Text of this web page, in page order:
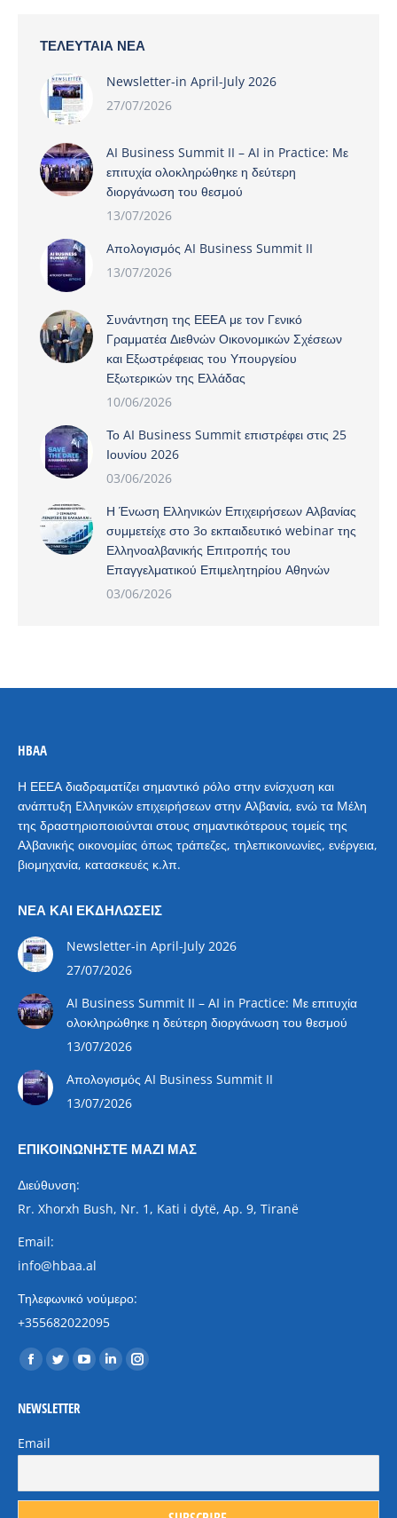
ΤΕΛΕΥΤΑΊΑ ΝΈΑ
Newsletter-in April-July 2026
27/07/2026
AI Business Summit II – AI in Practice: Με
επιτυχία ολοκληρώθηκε η δεύτερη
διοργάνωση του θεσμού
13/07/2026
Aπολογισμός AI Business Summit II
13/07/2026
Συνάντηση της ΕΕΕΑ με τον Γενικό
Γραμματέα Διεθνών Οικονομικών Σχέσεων
και Εξωστρέφειας του Υπουργείου
Εξωτερικών της Ελλάδας
10/06/2026
Το AI Business Summit επιστρέφει στις 25
Ιουνίου 2026
03/06/2026
Η Ένωση Ελληνικών Επιχειρήσεων Αλβανίας
συμμετείχε στο 3ο εκπαιδευτικό webinar της
Ελληνοαλβανικής Επιτροπής του
Επαγγελματικού Επιμελητηρίου Αθηνών
03/06/2026
HBAA
Η ΕΕΕΑ διαδραματίζει σημαντικό ρόλο στην ενίσχυση και
ανάπτυξη Eλληνικών επιχειρήσεων στην Αλβανία, ενώ τα Mέλη
της δραστηριοποιούνται στους σημαντικότερους τομείς της
Αλβανικής οικονομίας όπως τράπεζες, τηλεπικοινωνίες, ενέργεια,
βιομηχανία, κατασκευές κ.λπ.
ΝΈΑ ΚΑΙ ΕΚΔΗΛΏΣΕΙΣ
Newsletter-in April-July 2026
27/07/2026
AI Business Summit II – AI in Practice: Με επιτυχία
ολοκληρώθηκε η δεύτερη διοργάνωση του θεσμού
13/07/2026
Aπολογισμός AI Business Summit II
13/07/2026
ΕΠΙΚΟΙΝΩΝΉΣΤΕ ΜΑΖΊ ΜΑΣ
Διεύθυνση:
Rr. Xhorxh Bush, Nr. 1, Kati i dytë, Ap. 9, Tiranë
Email:
info@hbaa.al
Τηλεφωνικό νούμερο:
+355682022095
Find us on:
Facebook
opens
in
Twitter
opens
YouTube
LinkedinInstagram
NEWSLETTER
Email